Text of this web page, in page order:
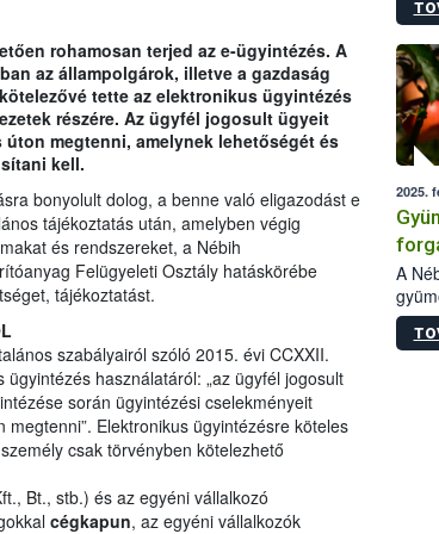
rohamosan terjed az e-ügyintézés. A
az állampolgárok, illetve a gazdaság
tette az elektronikus ügyintézés
részére. Az ügyfél jogosult ügyeit
megtenni, amelynek lehetőségét és
kell.
bonyolult dolog, a benne való eligazodást e
tájékoztatás után, amelyben végig
és rendszereket, a Nébih
Felügyeleti Osztály hatáskörébe
tájékoztatást.
szabályairól szóló 2015. évi CCXXII.
használatáról: „az ügyfél jogosult
során ügyintézési cselekményeit
Elektronikus ügyintézésre köteles
csak törvényben kötelezhető
Bt., stb.) és az egyéni vállalkozó
cégkapun, az egyéni vállalkozók
való
2025.
A